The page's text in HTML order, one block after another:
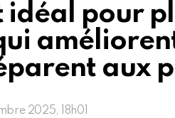
idéal pour
aux
2025, 18h01